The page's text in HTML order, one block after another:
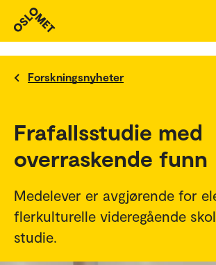
Forskningsnyheter
Frafallsstudie med
overraskende funn
Medelever er avgjørende for
flerkulturelle videregående
studie.